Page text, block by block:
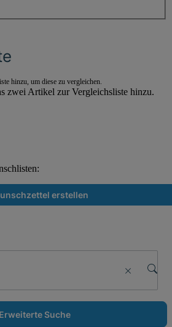
hinzu, um diese zu vergleichen.
zwei Artikel zur Vergleichsliste hinzu.
erstellen
Erweiterte Suche